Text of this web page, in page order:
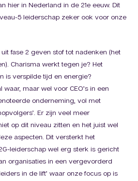
hier in Nederland in de 21e eeuw. Dit
5 leiderschap zeker ook voor onze
fase 2 geven stof tot nadenken (het
Charisma werkt tegen je? Het
is verspilde tijd en energie?
maar wel voor CEO’s in een
onderneming, vol met
Er zijn veel meer
op dit niveau zitten en het juist wel
aspecten. Dit versterkt het
leiderschap wel erg sterk is gericht
organisaties in een vergevorderd
in de lift’ waar onze focus op is